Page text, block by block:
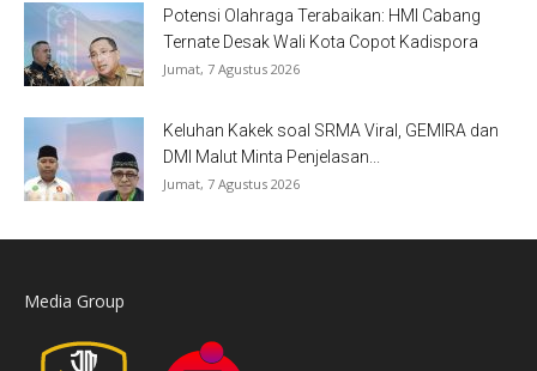
Potensi Olahraga Terabaikan: HMI Cabang
Ternate Desak Wali Kota Copot Kadispora
Jumat, 7 Agustus 2026
Keluhan Kakek soal SRMA Viral, GEMIRA dan
DMI Malut Minta Penjelasan...
Jumat, 7 Agustus 2026
Media Group